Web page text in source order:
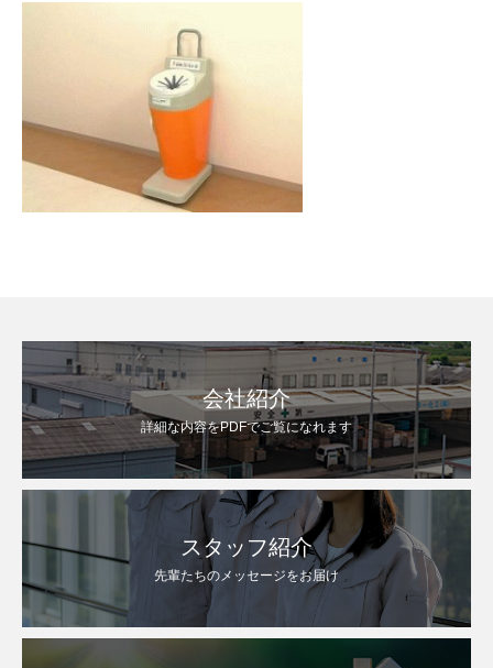
会社紹介
詳細な内容をPDFでご覧になれます
スタッフ紹介
先輩たちのメッセージをお届け